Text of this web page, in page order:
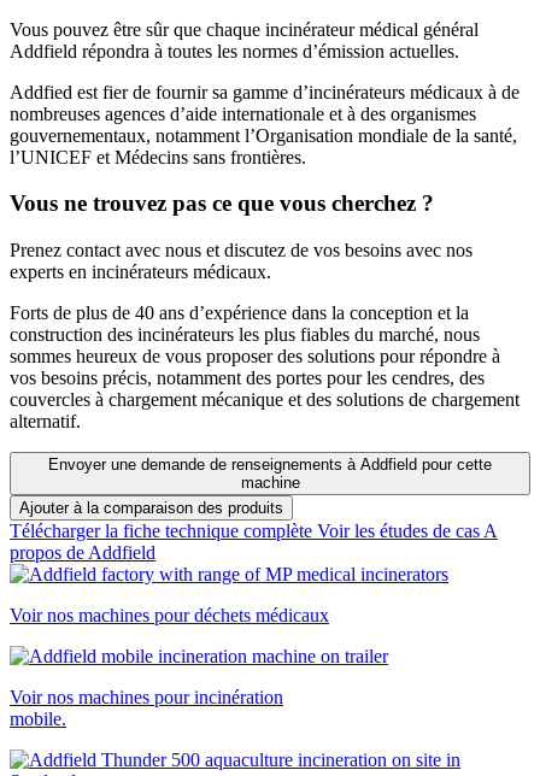
Vous pouvez être sûr que chaque incinérateur médical général
Addfield répondra à toutes les normes d’émission actuelles.
Addfied est fier de fournir sa gamme d’incinérateurs médicaux à de
nombreuses agences d’aide internationale et à des organismes
gouvernementaux, notamment l’Organisation mondiale de la santé,
l’UNICEF et Médecins sans frontières.
Vous ne trouvez pas ce que vous cherchez ?
Prenez contact avec nous et discutez de vos besoins avec nos
experts en incinérateurs médicaux.
Forts de plus de 40 ans d’expérience dans la conception et la
construction des incinérateurs les plus fiables du marché, nous
sommes heureux de vous proposer des solutions pour répondre à
vos besoins précis, notamment des portes pour les cendres, des
couvercles à chargement mécanique et des solutions de chargement
alternatif.
Envoyer une demande de renseignements à Addfield pour cette
machine
Ajouter à la comparaison des produits
Télécharger la fiche technique complète Voir les études de cas A
propos de Addfield
Voir nos machines pour déchets médicaux
Voir nos machines pour incinération
mobile.